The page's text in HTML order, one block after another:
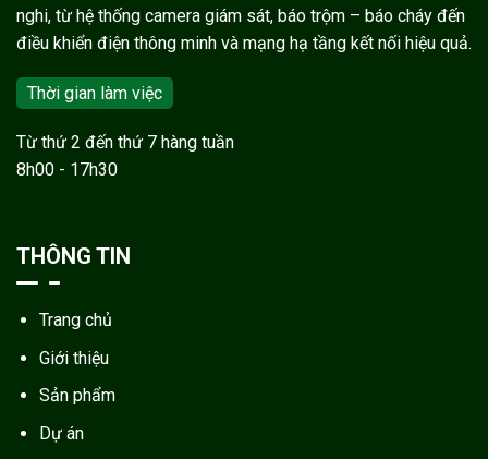
nghi, từ hệ thống camera giám sát, báo trộm – báo cháy đến
điều khiển điện thông minh và mạng hạ tầng kết nối hiệu quả.
Thời gian làm việc
Từ thứ 2 đến thứ 7 hàng tuần
8h00 - 17h30
THÔNG TIN
Trang chủ
Giới thiệu
Sản phẩm
Dự án